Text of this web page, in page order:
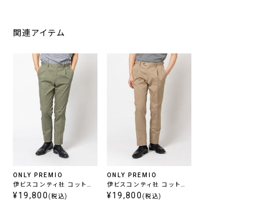
関連アイテム
ONLY PREMIO
伊ビスコンティ社 コットン
ワンタックパンツ グリーン
¥19,800 (税込)
ONLY PREMIO
伊ビスコンティ社 コットン
ワンタックパンツ ベージュ
¥19,800 (税込)